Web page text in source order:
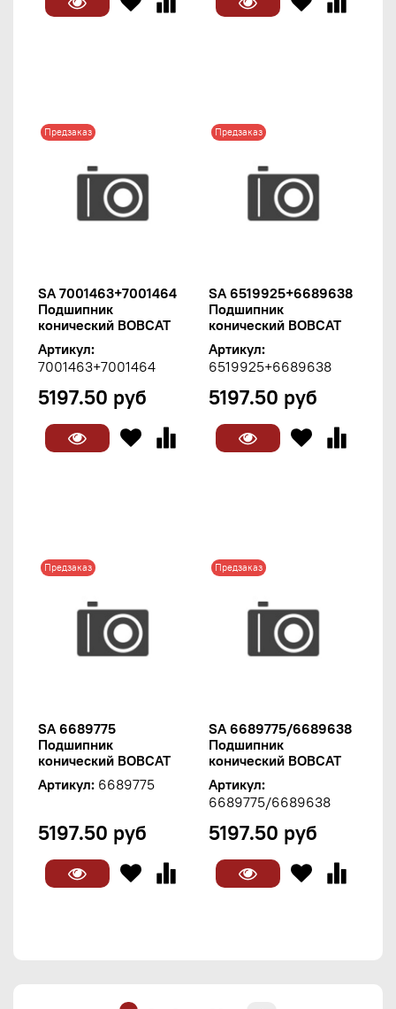
Предзаказ
SA 7001463+7001464
Подшипник
конический BOBCAT
Артикул:
7001463+7001464
5197.50 руб
Предзаказ
SA 6519925+6689638
Подшипник
конический BOBCAT
Артикул:
6519925+6689638
5197.50 руб
Предзаказ
SA 6689775
Подшипник
конический BOBCAT
Артикул: 6689775
5197.50 руб
Предзаказ
SA 6689775/6689638
Подшипник
конический BOBCAT
Артикул:
6689775/6689638
5197.50 руб